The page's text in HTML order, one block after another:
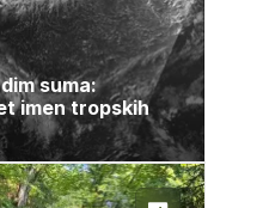
suma:
imen tropskih